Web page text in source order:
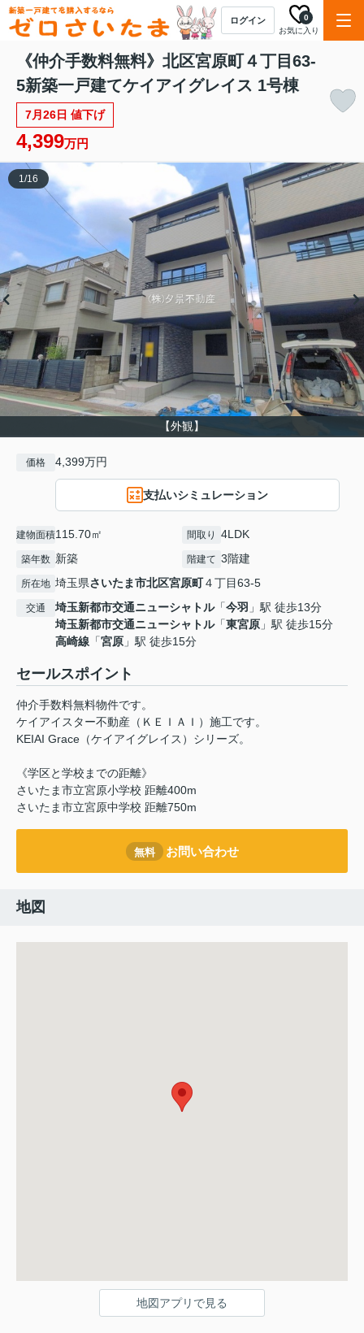
ログイン
お気に入り
0
《仲介手数料無料》北区宮原町４丁目63-
5新築一戸建てケイアイグレイス 1号棟
7月26日 値下げ
4,399万円
【外観】
1/16
価格 4,399万円
支払いシミュレーション
建物面積115.70㎡ 間取り 4LDK
築年数 新築 階建て 3階建
所在地 埼玉県さいたま市北区宮原町４丁目63-5
交通 埼玉新都市交通ニューシャトル「今羽 」駅 徒歩13分
埼玉新都市交通ニューシャトル「東宮原 」駅 徒歩15分
高崎線 「宮原 」駅 徒歩15分
セールスポイント
仲介手数料無料物件です。
ケイアイスター不動産（ＫＥＩＡＩ）施工です。
‎KEIAI Grace（ケイアイグレイス）シリーズ。
《学区と学校までの距離》
さいたま市立宮原小学校 距離400m
さいたま市立宮原中学校 距離750m
無料 お問い合わせ
地図
地図アプリで見る